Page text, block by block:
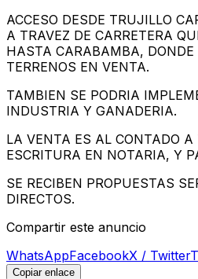
ACCESO DESDE TRUJILLO
A TRAVEZ DE CARRETERA
HASTA CARABAMBA,
TERRENOS EN VENTA.
TAMBIEN SE PODRIA
INDUSTRIA Y GANADERIA.
LA VENTA ES AL CONTADO A
ESCRITURA EN NOTARIA, Y
SE RECIBEN PROPUESTAS
DIRECTOS.
Compartir este anuncio
WhatsAppFacebookX / Twitter
Copiar enlace